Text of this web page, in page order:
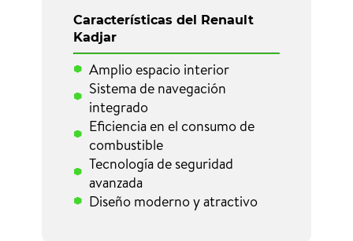
Características del Renault
Kadjar
Amplio espacio interior
Sistema de navegación
integrado
Eficiencia en el consumo de
combustible
Tecnología de seguridad
avanzada
Diseño moderno y atractivo